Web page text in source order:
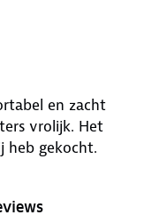
en zacht
heb gekocht.